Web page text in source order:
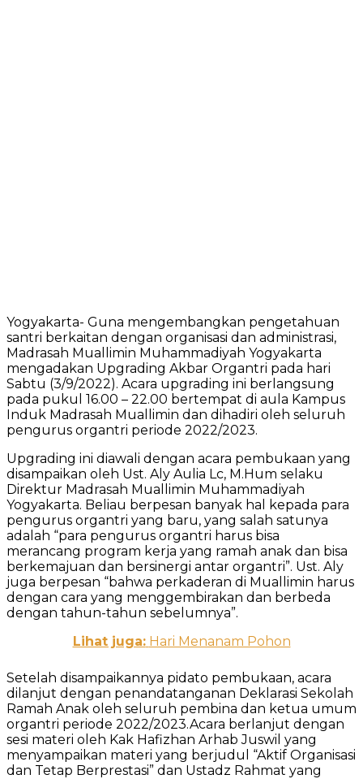
Yogyakarta- Guna mengembangkan pengetahuan
santri berkaitan dengan organisasi dan administrasi,
Madrasah Muallimin Muhammadiyah Yogyakarta
mengadakan Upgrading Akbar Organtri pada hari
Sabtu (3/9/2022). Acara upgrading ini berlangsung
pada pukul 16.00 – 22.00 bertempat di aula Kampus
Induk Madrasah Muallimin dan dihadiri oleh seluruh
pengurus organtri periode 2022/2023.
Upgrading ini diawali dengan acara pembukaan yang
disampaikan oleh Ust. Aly Aulia Lc, M.Hum selaku
Direktur Madrasah Muallimin Muhammadiyah
Yogyakarta. Beliau berpesan banyak hal kepada para
pengurus organtri yang baru, yang salah satunya
adalah “para pengurus organtri harus bisa
merancang program kerja yang ramah anak dan bisa
berkemajuan dan bersinergi antar organtri”. Ust. Aly
juga berpesan “bahwa perkaderan di Muallimin harus
dengan cara yang menggembirakan dan berbeda
dengan tahun-tahun sebelumnya”.
Lihat juga: Hari Menanam Pohon
Setelah disampaikannya pidato pembukaan, acara
dilanjut dengan penandatanganan Deklarasi Sekolah
Ramah Anak oleh seluruh pembina dan ketua umum
organtri periode 2022/2023.Acara berlanjut dengan
sesi materi oleh Kak Hafizhan Arhab Juswil yang
menyampaikan materi yang berjudul “Aktif Organisasi
dan Tetap Berprestasi” dan Ustadz Rahmat yang